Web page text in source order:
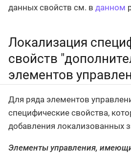
данных свойств см. в данном
Локализация
свойств
элементов
Для ряда элементов
специфические свойства,
добавления локализованных
Элементы управления,